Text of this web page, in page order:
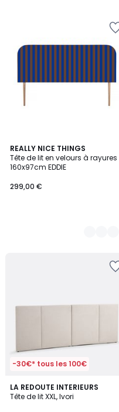
REALLY NICE THINGS
Tête de lit en velours à rayures
160x97cm EDDIE
299,00 €
12
Couleurs
-30€* tous les 100€
LA REDOUTE INTERIEURS
Tête de lit XXL, Ivori
3,5
/ 5